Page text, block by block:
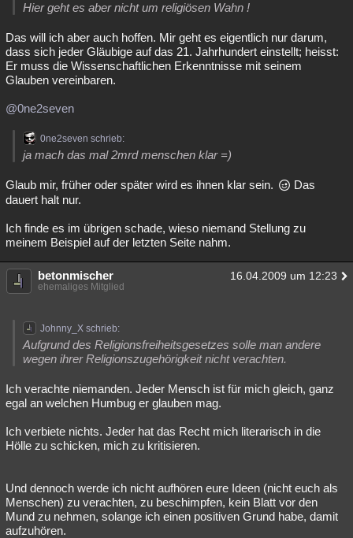
Hier geht es aber nicht um religiösen Wahn !
Das will ich aber auch hoffen. Mir geht es eigentlich nur darum,
dass sich jeder Gläubige auf das 21. Jahrhundert einstellt; heisst:
Er muss die Wissenschaftlichen Erkenntnisse mit seinem
Glauben vereinbaren.
@0ne2seven
0ne2seven schrieb:
ja mach das mal 2mrd menschen klar =)
Glaub mir, früher oder später wird es ihnen klar sein.
Das
dauert halt nur.
Ich finde es im übrigen schade, wieso niemand Stellung zu
meinem Beispiel auf der letzten Seite nahm.
betonmischer 16.04.2009 um 12:23
ehemaliges Mitglied
Johnny_X schrieb:
Aufgrund des Religionsfreiheitsgesetzes solle man andere
wegen ihrer Religionszugehörigkeit nicht verachten.
Ich verachte niemanden. Jeder Mensch ist für mich gleich, ganz
egal an welchen Humbug er glauben mag.
Ich verbiete nichts. Jeder hat das Recht mich literarisch in die
Hölle zu schicken, mich zu kritisieren.
Und dennoch werde ich nicht aufhören eure Ideen (nicht euch als
Menschen) zu verachten, zu beschimpfen, kein Blatt vor den
Mund zu nehmen, solange ich einen positiven Grund habe, damit
aufzuhören.